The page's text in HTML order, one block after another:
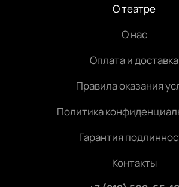
О театре
О нас
Оплата и доставка
Правила оказания
Политика
Гарантия
Контакты